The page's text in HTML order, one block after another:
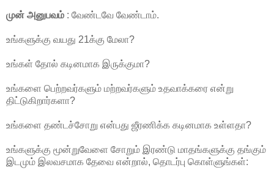
முன் அனுபவம் : வேண்டவே வேண்டாம்.
உங்களுக்கு வயது 21க்கு மேலா?
உங்கள் தோல் கடினமாக இருக்குமா?
உங்களை பெற்றவர்களும் மற்றவர்களும் உதவாக்கரை என்று
திட்டுகிறார்களா?
உங்களை தண்டச்சோறு என்பது ஜீரணிக்க கடினமாக உள்ளதா?
உங்களுக்கு மூன்றுவேளை சோறும் இரண்டு மாதங்களுக்கு தங்கும்
இடமும் இலவசமாக தேவை என்றால், தொடர்பு கொள்ளுங்கள்: